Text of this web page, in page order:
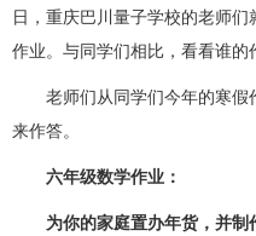
日，重庆巴川量子学校的老师
作业。与同学们相比，看看谁的
老师们从同学们今年的寒
来作答。
六年级数学作业：
为你的家庭置办年货，并